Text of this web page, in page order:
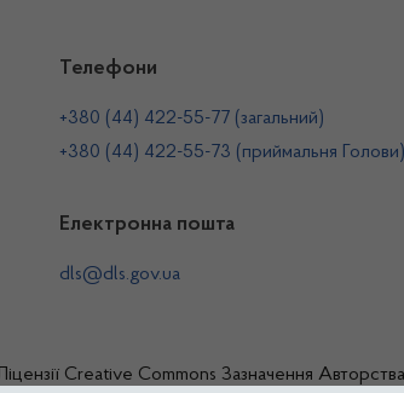
Телефони
+380 (44) 422-55-77 (загальний)
+380 (44) 422-55-73 (приймальня Голови)
Електронна пошта
dls@dls.gov.ua
Creative Commons Зазначення